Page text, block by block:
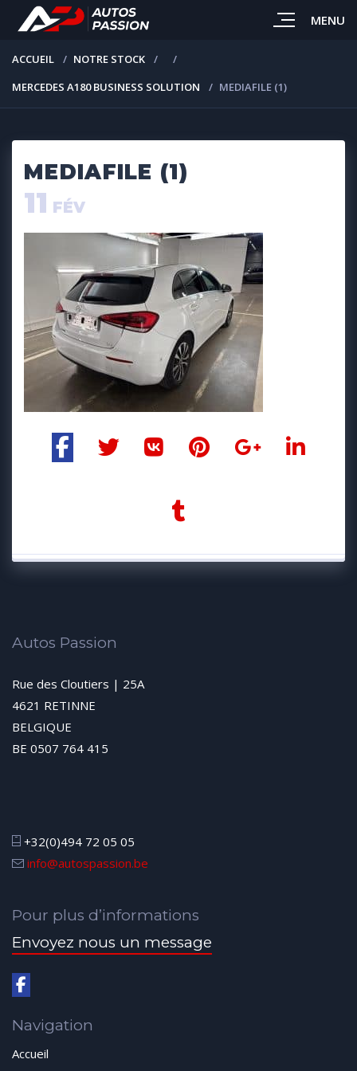
MENU
ACCUEIL
NOTRE STOCK
MERCEDES A180 BUSINESS SOLUTION
MEDIAFILE (1)
MEDIAFILE (1)
11 FÉV
Autos Passion
Rue des Cloutiers | 25A
4621 RETINNE
BELGIQUE
BE 0507 764 415
+32(0)494 72 05 05
info@autospassion.be
Pour plus d’informations
Envoyez nous un message
Navigation
Accueil